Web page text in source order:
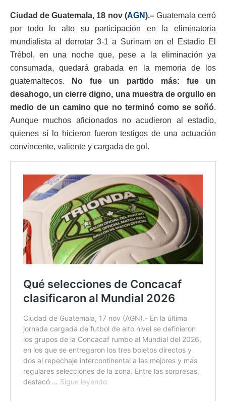
Ciudad de Guatemala, 18 nov (AGN).– Guatemala cerró
por todo lo alto su participación en la eliminatoria
mundialista al derrotar 3-1 a Surinam en el Estadio El
Trébol, en una noche que, pese a la eliminación ya
consumada, quedará grabada en la memoria de los
guatemaltecos. No fue un partido más: fue un
desahogo, un cierre digno, una muestra de orgullo en
medio de un camino que no terminó como se soñó.
Aunque muchos aficionados no acudieron al estadio,
quienes sí lo hicieron fueron testigos de una actuación
convincente, valiente y cargada de gol.